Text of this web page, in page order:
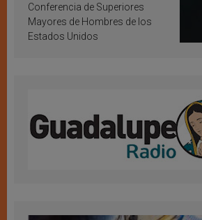
Conferencia de Superiores
Mayores de Hombres de los
Estados Unidos